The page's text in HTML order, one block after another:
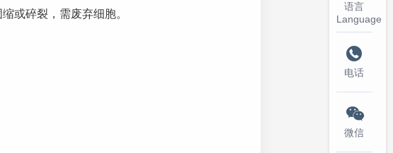
或碎裂，需废弃细胞。
语言
Language

电话

微信